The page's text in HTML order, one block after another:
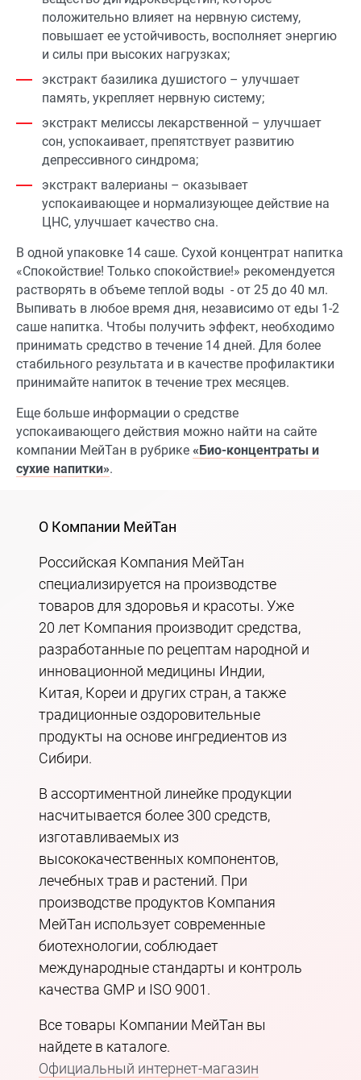
положительно влияет на нервную систему,
повышает ее устойчивость, восполняет энергию
и силы при высоких нагрузках;
экстракт базилика душистого – улучшает
память, укрепляет нервную систему;
экстракт мелиссы лекарственной – улучшает
сон, успокаивает, препятствует развитию
депрессивного синдрома;
экстракт валерианы – оказывает
успокаивающее и нормализующее действие на
ЦНС, улучшает качество сна.
В одной упаковке 14 саше. Сухой концентрат напитка
«Спокойствие! Только спокойствие!» рекомендуется
растворять в объеме теплой воды - от 25 до 40 мл.
Выпивать в любое время дня, независимо от еды 1-2
саше напитка. Чтобы получить эффект, необходимо
принимать средство в течение 14 дней. Для более
стабильного результата и в качестве профилактики
принимайте напиток в течение трех месяцев.
Еще больше информации о средстве
успокаивающего действия можно найти на сайте
компании МейТан в рубрике «Био-концентраты и
сухие напитки».
О Компании МейТан
Российская Компания МейТан
специализируется на производстве
товаров для здоровья и красоты. Уже
20 лет Компания производит средства,
разработанные по рецептам народной и
инновационной медицины Индии,
Китая, Кореи и других стран, а также
традиционные оздоровительные
продукты на основе ингредиентов из
Сибири.
В ассортиментной линейке продукции
насчитывается более 300 средств,
изготавливаемых из
высококачественных компонентов,
лечебных трав и растений. При
производстве продуктов Компания
МейТан использует современные
биотехнологии, соблюдает
международные стандарты и контроль
качества GMP и ISO 9001.
Все товары Компании МейТан вы
найдете в каталоге.
Официальный интернет-магазин